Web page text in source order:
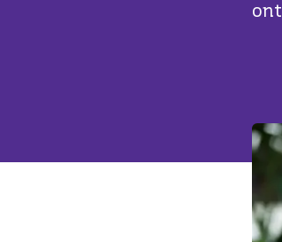
Basisschoolkind